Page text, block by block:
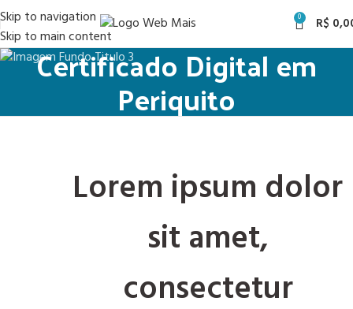
Skip to navigation
Skip to main content
0 R$
Certificado Digital em
Periquito
Lorem ipsum dolor
sit amet,
consectetur